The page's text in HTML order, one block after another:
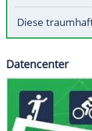
Diese
Datencenter